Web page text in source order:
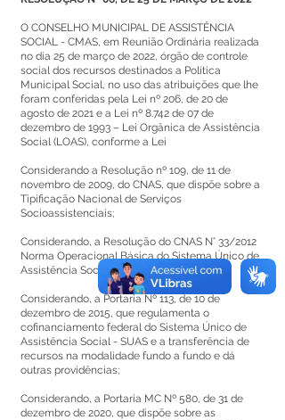
O CONSELHO MUNICIPAL DE ASSISTÊNCIA
SOCIAL - CMAS, em Reunião Ordinária realizada
no dia 25 de março de 2022, órgão de controle
social dos recursos destinados a Política
Municipal Social, no uso das atribuições que lhe
foram conferidas pela Lei nº 206, de 20 de
agosto de 2021 e a Lei nº 8.742 de 07 de
dezembro de 1993 – Lei Orgânica de Assistência
Social (LOAS), conforme a Lei
Considerando a Resolução nº 109, de 11 de
novembro de 2009, do CNAS, que dispõe sobre a
Tipificação Nacional de Serviços
Socioassistenciais;
Considerando, a Resolução do CNAS N° 33/2012
Norma Operacional Básica do Sistema Único de
Assistência Social – NOB/SUAS;
Considerando, a Portaria Nº 113, de 10 de
dezembro de 2015, que regulamenta o
cofinanciamento federal do Sistema Único de
Assistência Social - SUAS e a transferência de
recursos na modalidade fundo a fundo e dá
outras providências;
Considerando, a Portaria MC Nº 580, de 31 de
dezembro de 2020, que dispõe sobre as